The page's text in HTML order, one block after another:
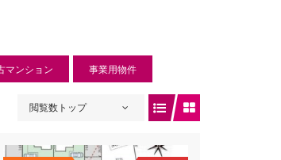
マンション 事業用物件
閲覧数トップ